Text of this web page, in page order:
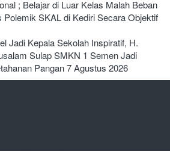
; Belajar di Luar Kelas Malah Beban
Polemik SKAL di Kediri Secara Objektif
Jadi Kepala Sekolah Inspiratif, H.
Sulap SMKN 1 Semen Jadi
Pangan7 Agustus 2026